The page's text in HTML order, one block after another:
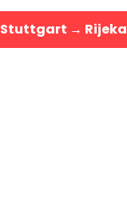
Stuttgart → Rijeka